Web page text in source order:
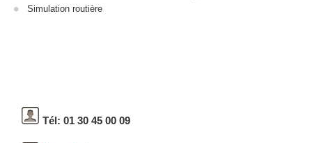
Simulation routière
Tél: 01 30 45 00 09